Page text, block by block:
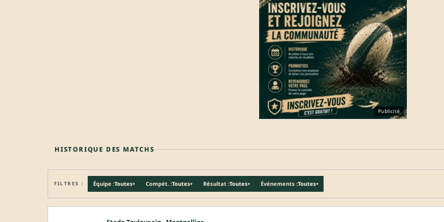
Publicité
HISTORIQUE DES MATCHS
FILTRES : Équipe :Toutes▾ Compét. :Toutes▾ Résultat :Toutes▾ Événements :Toutes▾